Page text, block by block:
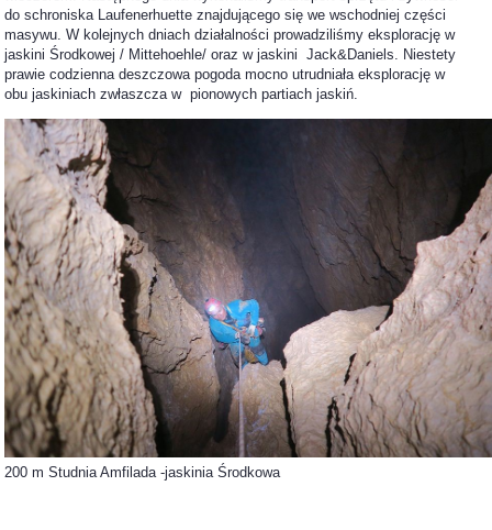
do schroniska Laufenerhuette znajdującego się we wschodniej części
masywu. W kolejnych dniach działalności prowadziliśmy eksplorację w
jaskini Środkowej / Mittehoehle/ oraz w jaskini Jack&Daniels. Niestety
prawie codzienna deszczowa pogoda mocno utrudniała eksplorację w
obu jaskiniach zwłaszcza w pionowych partiach jaskiń.
200 m Studnia Amfilada -jaskinia Środkowa